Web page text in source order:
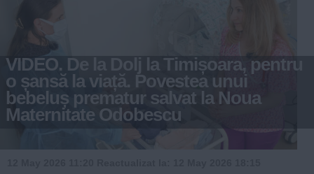
VIDEO. De la Dolj la Timișoara, pentru
o șansă la viață. Povestea unui
bebeluș prematur salvat la Noua
Maternitate Odobescu